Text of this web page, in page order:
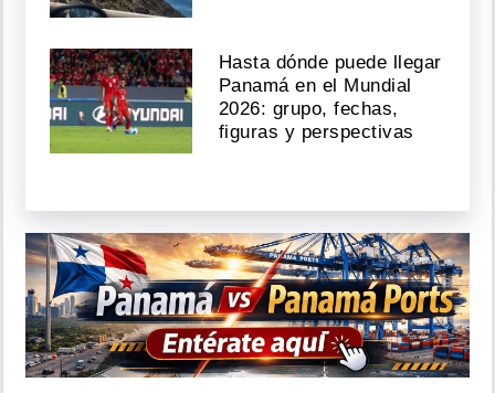
Hasta dónde puede llegar
Panamá en el Mundial
2026: grupo, fechas,
figuras y perspectivas